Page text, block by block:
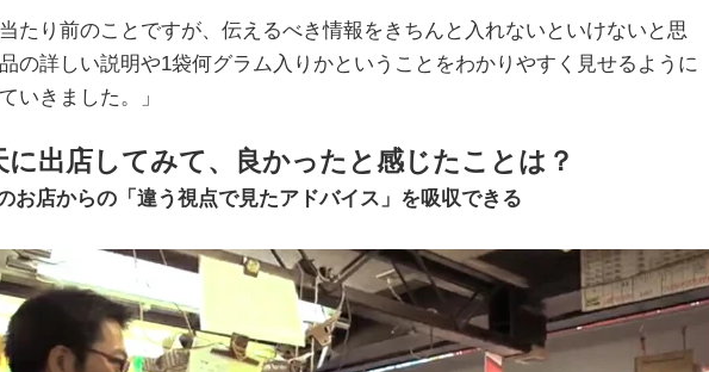
たり前のことですが、伝えるべき情報をきちんと入れないといけないと思
の詳しい説明や1袋何グラム入りかということをわかりやすく見せるように
いきました。」
に出店してみて、良かったと感じたことは？
お店からの「違う視点で見たアドバイス」を吸収できる